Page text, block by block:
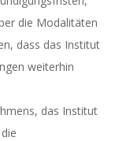
die Modalitäten
dass das Institut
weiterhin
das Institut